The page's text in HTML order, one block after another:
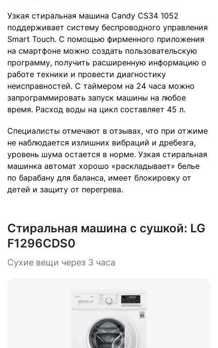
Узкая стиральная машина Candy CS34 1052
поддерживает систему беспроводного управления
Smart Touch. С помощью фирменного приложения
на смартфоне можно создать пользовательскую
программу, получить расширенную информацию о
работе техники и провести диагностику
неисправностей. С таймером на 24 часа можно
запрограммировать запуск машины на любое
время. Расход воды на цикл составляет 45 л.
Специалисты отмечают в отзывах, что при отжиме
не наблюдается излишних вибраций и дребезга,
уровень шума остается в норме. Узкая стиральная
машинка автомат хорошо «раскладывает» белье
по барабану для баланса, имеет блокировку от
детей и защиту от перегрева.
Стиральная машина с сушкой: LG
F1296CDS0
Сухие вещи через 3 часа